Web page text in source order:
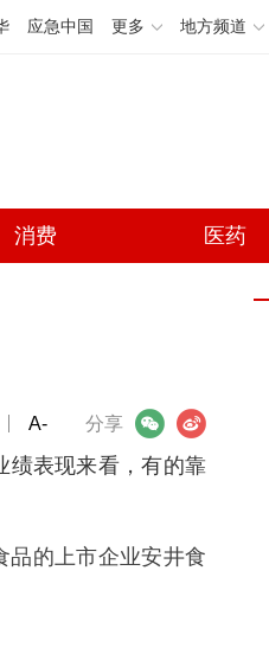
应急中国 更多 地方频道
消费 医药
分享
微信 微博
A-
绩表现来看，有的靠
品的上市企业安井食